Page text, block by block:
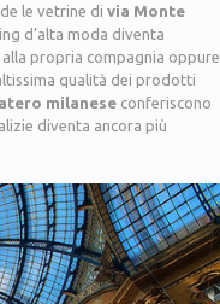
le vetrine di via Monte
d’alta moda diventa
propria compagnia oppure
qualità dei prodotti
milanese conferiscono
diventa ancora più